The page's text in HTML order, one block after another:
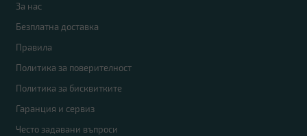
За нас
Безплатна доставка
Правила
Политика за поверителност
Политика за бисквитките
Гаранция и сервиз
Често задавани въпроси